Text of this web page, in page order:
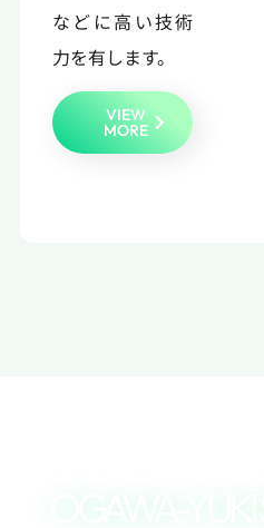
などに高い技術
力を有します。
VIEW
MORE